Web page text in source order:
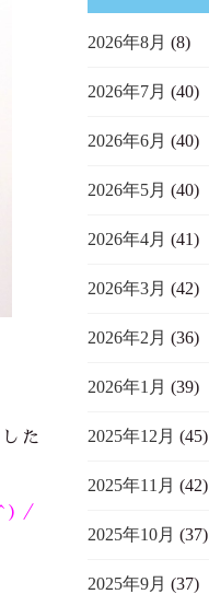
た
／
2026年8月 (8)
2026年7月 (40)
2026年6月 (40)
2026年5月 (40)
2026年4月 (41)
2026年3月 (42)
2026年2月 (36)
2026年1月 (39)
2025年12月 (45)
2025年11月 (42)
2025年10月 (37)
2025年9月 (37)